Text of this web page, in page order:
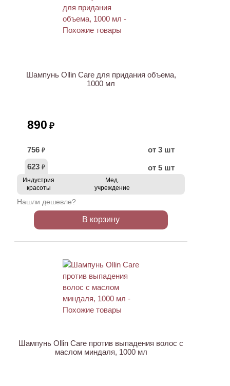
Шампунь Ollin Care для придания объема,
1000 мл
890 ₽
756 ₽
от 3 шт
623 ₽ от 5 шт
Индустрия
красоты
Мед.
учреждение
Нашли дешевле?
В корзину
Шампунь Ollin Care против выпадения волос с
маслом миндаля, 1000 мл